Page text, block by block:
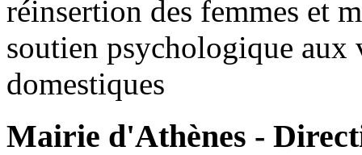
réinsertion des femmes et
soutien psychologique aux
domestiques
Mairie d'Athènes -